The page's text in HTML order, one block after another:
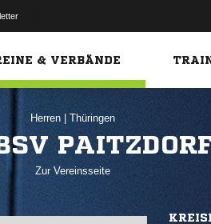
& VERBÄNDE
Herren Thüringen
Zur Vereinsseite